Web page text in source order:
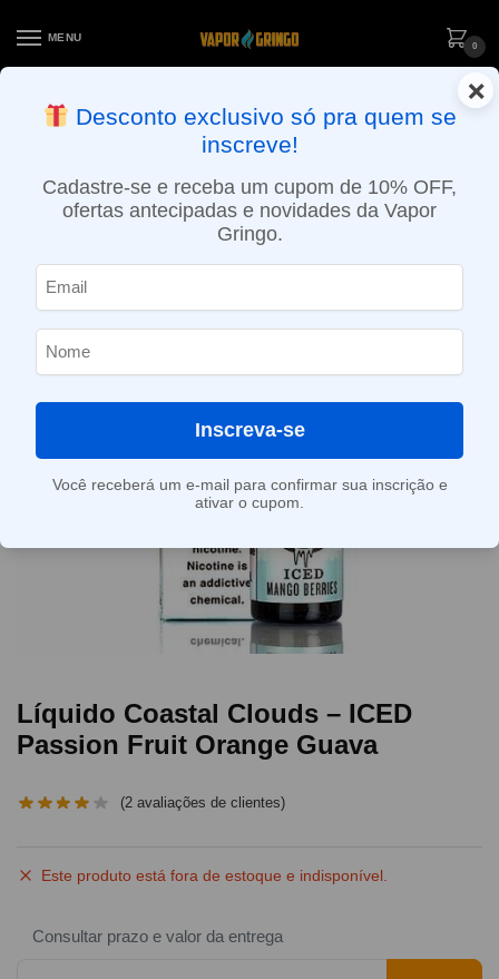
MENU
0
ENTREGA NO MESMO DIA EM SÃO PAULO (SEG A SEX): PEDIDOS
APROVADOS ATÉ 15:30 VIA MOTOBOY
Líquido Coastal Clouds – ICED
Passion Fruit Orange Guava
(2 avaliações de clientes)
Este produto está fora de estoque e indisponível.
Consultar prazo e valor da entrega
×
Desconto exclusivo só pra quem se
inscreve!
Cadastre-se e receba um cupom de 10% OFF,
ofertas antecipadas e novidades da Vapor
Gringo.
Inscreva-se
Você receberá um e-mail para confirmar sua inscrição e
ativar o cupom.